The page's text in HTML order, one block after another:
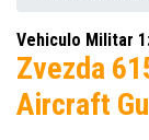
Vehiculo Militar
Zvezda
Aircraft